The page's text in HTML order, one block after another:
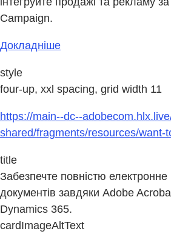
Campaign.
Докладніше
style
four-up, xxl spacing, grid width 11
https://main--dc--
shared/fragments/resources/want-
title
Забезпечте повністю електронне
документів завдяки Adobe
Dynamics 365.
cardImageAltText